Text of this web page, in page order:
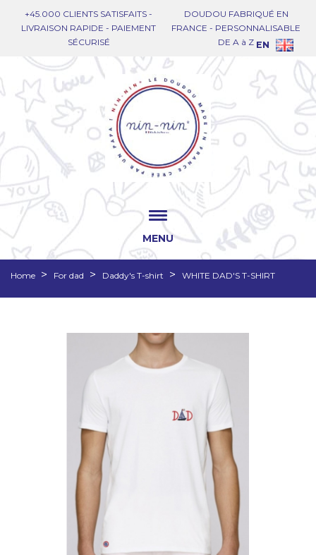
+45.000 CLIENTS SATISFAITS -
LIVRAISON RAPIDE - PAIEMENT
SÉCURISÉ
DOUDOU FABRIQUÉ EN
FRANCE - PERSONNALISABLE
DE A à Z EN
MENU
Home For dad Daddy's T-shirt WHITE DAD'S T-SHIRT